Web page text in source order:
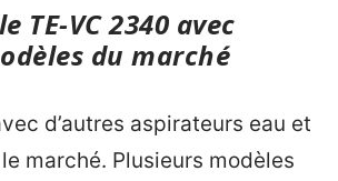
TE-VC 2340 avec
du marché
d’autres aspirateurs eau et
marché. Plusieurs modèles